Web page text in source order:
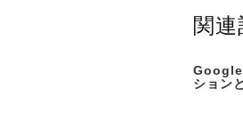
関連
Google
ション